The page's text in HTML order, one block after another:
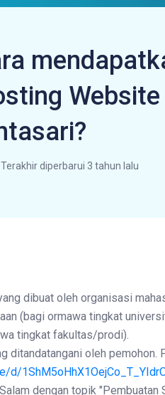
Website
Terakhir diperbarui 3 tahun lalu
dibuat oleh organisasi
(bagi ormawa tingkat
tingkat fakultas/prodi).
ditandatangani oleh pemohon.
d/
dengan topik